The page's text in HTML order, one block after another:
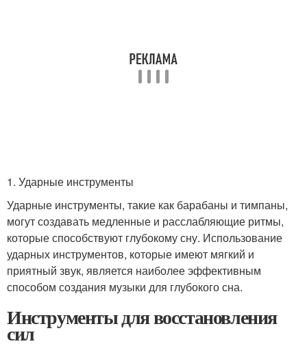
1. Ударные инструменты
Ударные инструменты, такие как барабаны и тимпаны,
могут создавать медленные и расслабляющие ритмы,
которые способствуют глубокому сну. Использование
ударных инструментов, которые имеют мягкий и
приятный звук, является наиболее эффективным
способом создания музыки для глубокого сна.
Инструменты для восстановления
сил